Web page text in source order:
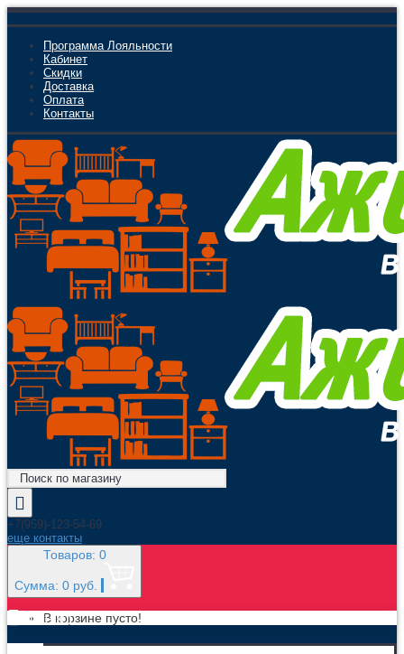
Программа Лояльности
Кабинет
Скидки
Доставка
Оплата
Контакты
+7(959)-123-54-69
еще контакты
Товаров: 0
Сумма: 0 руб.
В корзине пусто!
МЕНЮ